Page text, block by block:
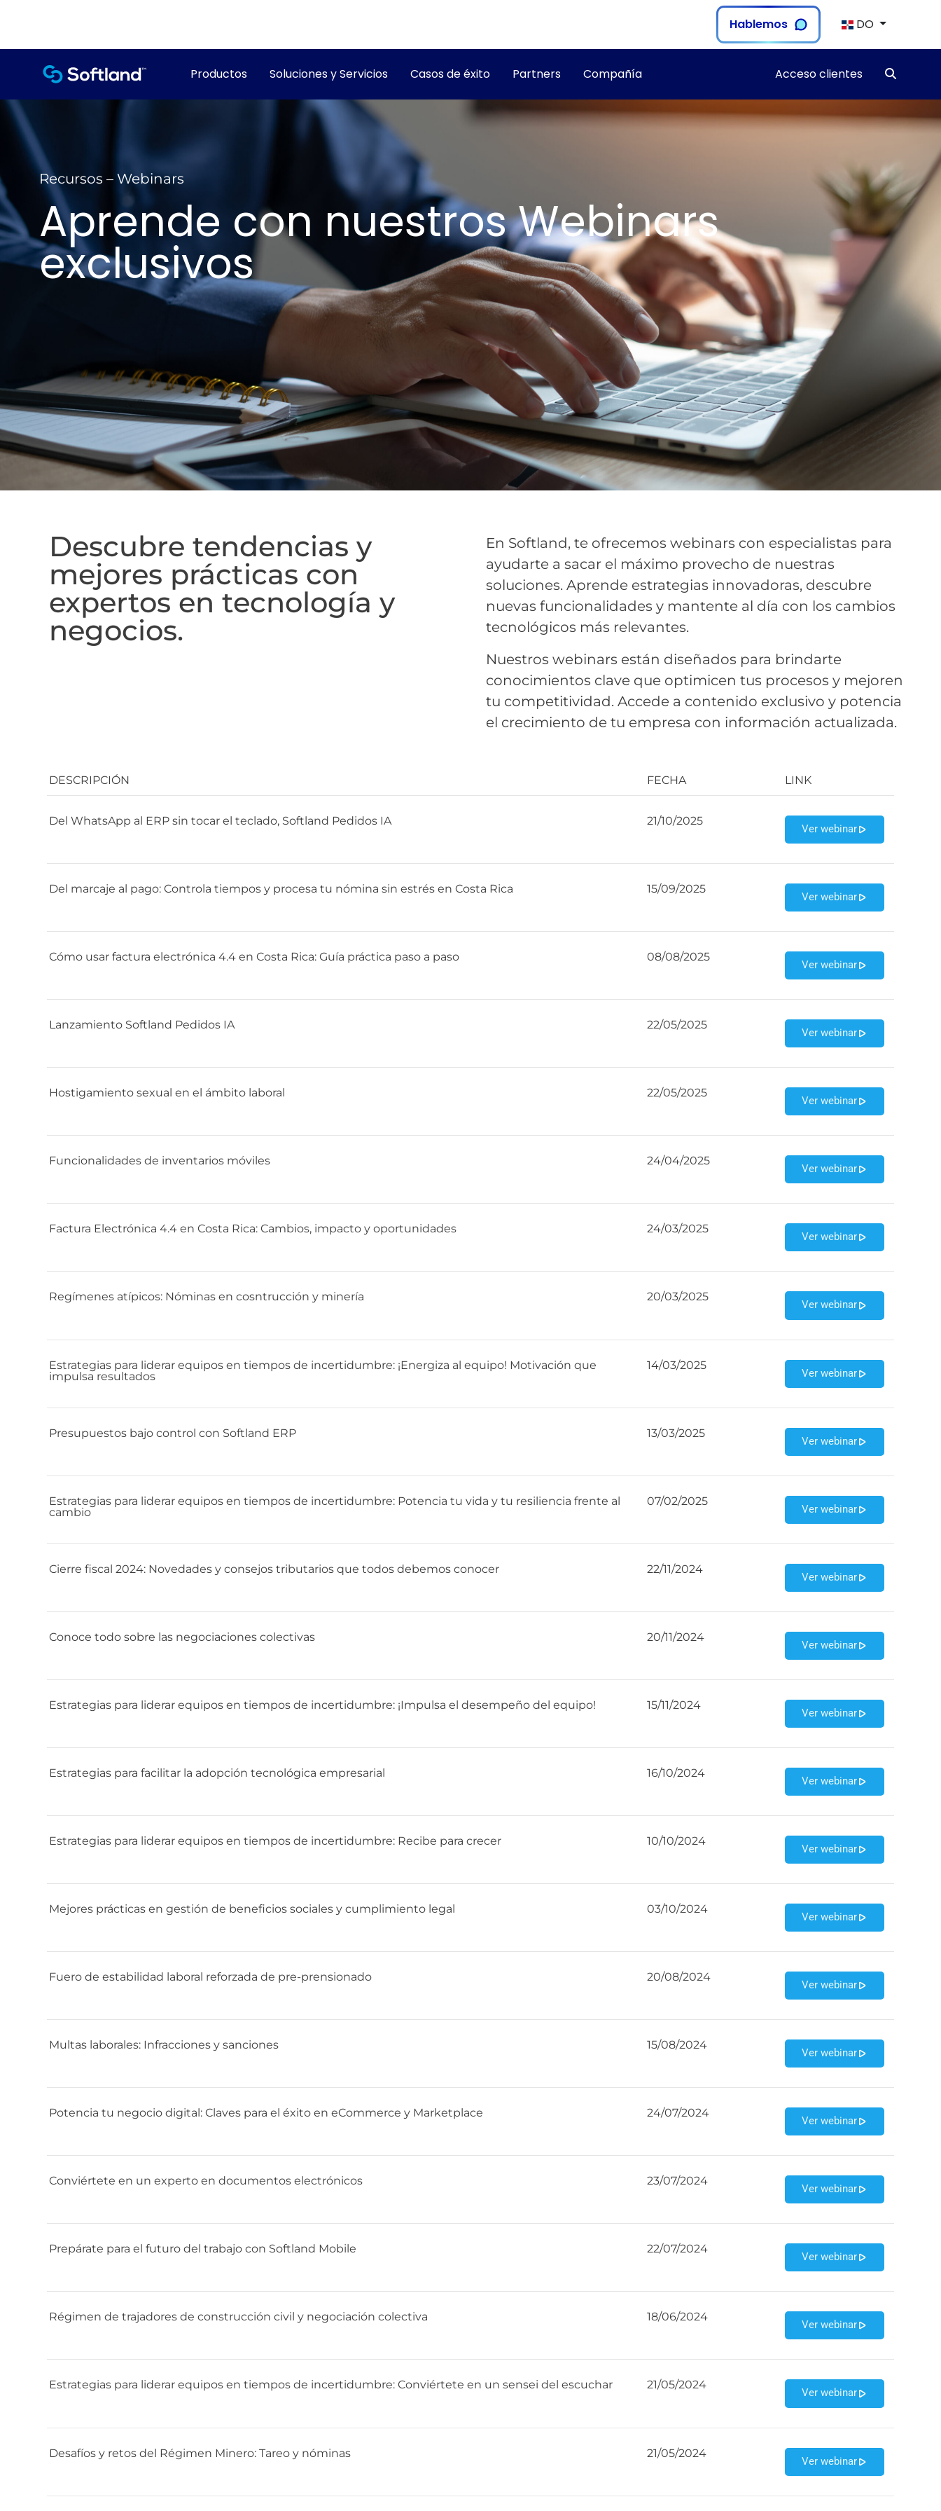
Hablemos DO
Productos Soluciones y Servicios Casos de éxito Partners Compañía Acceso clientes
Recursos – Webinars
Aprende con nuestros Webinars
exclusivos
Descubre tendencias y
mejores prácticas con
expertos en tecnología y
negocios.
En Softland, te ofrecemos webinars con especialistas para
ayudarte a sacar el máximo provecho de nuestras
soluciones. Aprende estrategias innovadoras, descubre
nuevas funcionalidades y mantente al día con los cambios
tecnológicos más relevantes.
Nuestros webinars están diseñados para brindarte
conocimientos clave que optimicen tus procesos y mejoren
tu competitividad. Accede a contenido exclusivo y potencia
el crecimiento de tu empresa con información actualizada.
DESCRIPCIÓN FECHA LINK
Del WhatsApp al ERP sin tocar el teclado, Softland Pedidos IA 21/10/2025
Ver webinar
Del marcaje al pago: Controla tiempos y procesa tu nómina sin estrés en Costa Rica 15/09/2025
Ver webinar
Cómo usar factura electrónica 4.4 en Costa Rica: Guía práctica paso a paso 08/08/2025
Ver webinar
Lanzamiento Softland Pedidos IA 22/05/2025
Ver webinar
Hostigamiento sexual en el ámbito laboral 22/05/2025
Ver webinar
Funcionalidades de inventarios móviles 24/04/2025
Ver webinar
Factura Electrónica 4.4 en Costa Rica: Cambios, impacto y oportunidades 24/03/2025
Ver webinar
Regímenes atípicos: Nóminas en cosntrucción y minería 20/03/2025
Ver webinar
Estrategias para liderar equipos en tiempos de incertidumbre: ¡Energiza al equipo! Motivación que
impulsa resultados
14/03/2025
Ver webinar
Presupuestos bajo control con Softland ERP 13/03/2025
Ver webinar
Estrategias para liderar equipos en tiempos de incertidumbre: Potencia tu vida y tu resiliencia frente al
cambio
07/02/2025
Ver webinar
Cierre fiscal 2024: Novedades y consejos tributarios que todos debemos conocer 22/11/2024
Ver webinar
Conoce todo sobre las negociaciones colectivas 20/11/2024
Ver webinar
Estrategias para liderar equipos en tiempos de incertidumbre: ¡Impulsa el desempeño del equipo! 15/11/2024
Ver webinar
Estrategias para facilitar la adopción tecnológica empresarial 16/10/2024
Ver webinar
Estrategias para liderar equipos en tiempos de incertidumbre: Recibe para crecer 10/10/2024
Ver webinar
Mejores prácticas en gestión de beneficios sociales y cumplimiento legal 03/10/2024
Ver webinar
Fuero de estabilidad laboral reforzada de pre-prensionado 20/08/2024
Ver webinar
Multas laborales: Infracciones y sanciones 15/08/2024
Ver webinar
Potencia tu negocio digital: Claves para el éxito en eCommerce y Marketplace 24/07/2024
Ver webinar
Conviértete en un experto en documentos electrónicos 23/07/2024
Ver webinar
Prepárate para el futuro del trabajo con Softland Mobile 22/07/2024
Ver webinar
Régimen de trajadores de construcción civil y negociación colectiva 18/06/2024
Ver webinar
Estrategias para liderar equipos en tiempos de incertidumbre: Conviértete en un sensei del escuchar 21/05/2024
Ver webinar
Desafíos y retos del Régimen Minero: Tareo y nóminas 21/05/2024
Ver webinar